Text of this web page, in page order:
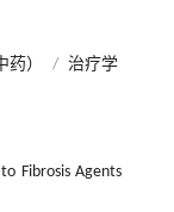
） / 治疗学
Fibrosis Agents